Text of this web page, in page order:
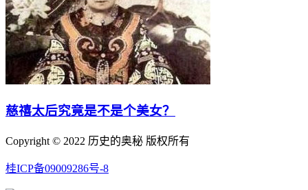
慈禧太后究竟是不是个美女？
Copyright © 2022 历史的奥秘 版权所有
桂ICP备09009286号-8